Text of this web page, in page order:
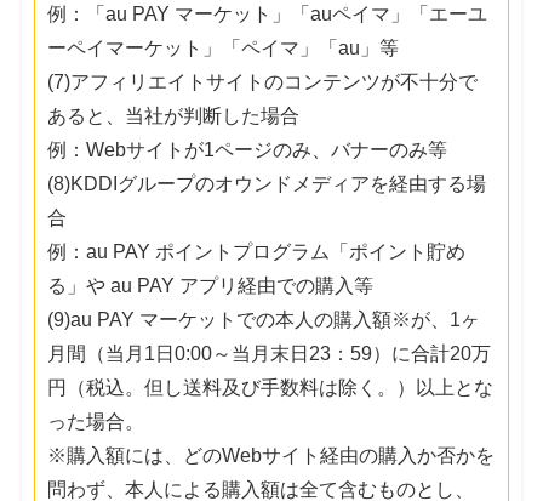
例：「au PAY マーケット」「auペイマ」「エーユ
ーペイマーケット」「ペイマ」「au」等
(7)アフィリエイトサイトのコンテンツが不十分で
あると、当社が判断した場合
例：Webサイトが1ページのみ、バナーのみ等
(8)KDDIグループのオウンドメディアを経由する場
合
例：au PAY ポイントプログラム「ポイント貯め
る」や au PAY アプリ経由での購入等
(9)au PAY マーケットでの本人の購入額※が、1ヶ
月間（当月1日0:00～当月末日23：59）に合計20万
円（税込。但し送料及び手数料は除く。）以上とな
った場合。
※購入額には、どのWebサイト経由の購入か否かを
問わず、本人による購入額は全て含むものとし、